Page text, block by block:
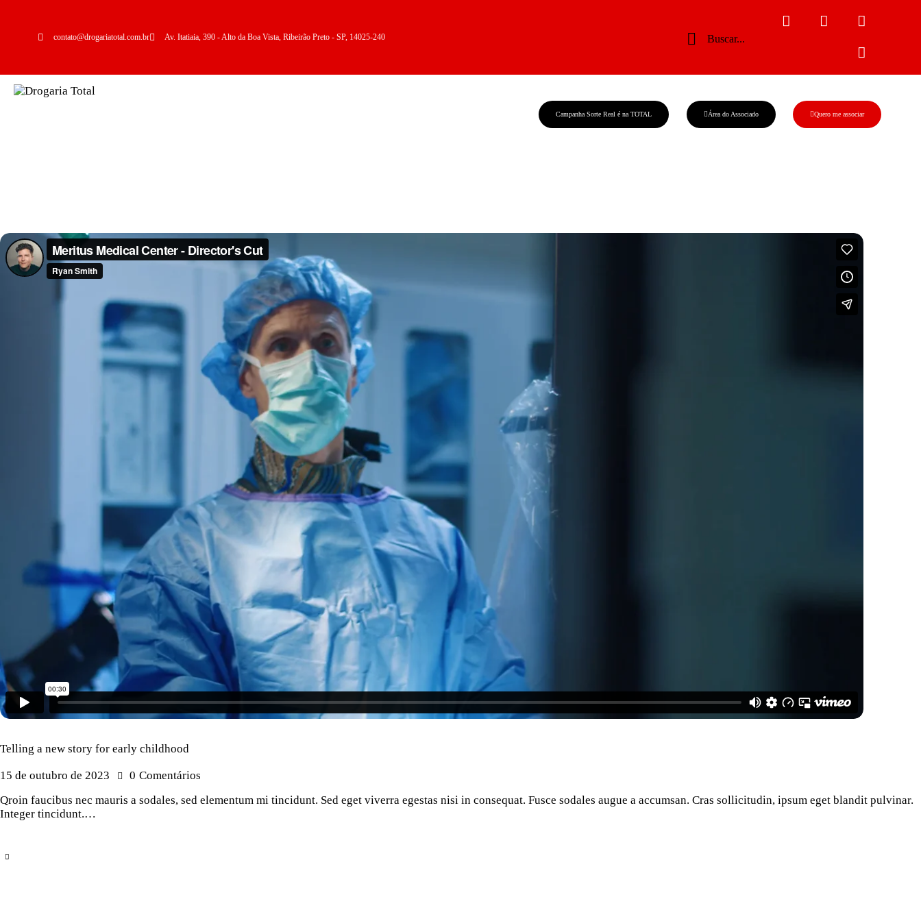
contato@drogariatotal.com.br Av. Itatiaia, 390 - Alto da Boa Vista, Ribeirão Preto - SP, 14025-240
Campanha Sorte Real é na TOTAL Área do Associado Quero me associar
Telling a new story for early childhood
15 de outubro de 2023 0 Comentários
Qroin faucibus nec mauris a sodales, sed elementum mi tincidunt. Sed eget viverra egestas nisi in consequat. Fusce sodales augue a accumsan. Cras sollicitudin, ipsum eget blandit pulvinar.
Integer tincidunt.…